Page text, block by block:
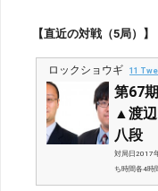
【直近の対戦（5局）】
ロックショウギ 11
第67
▲渡
八段
対局日2017
ち時間各4時
新聞社、協